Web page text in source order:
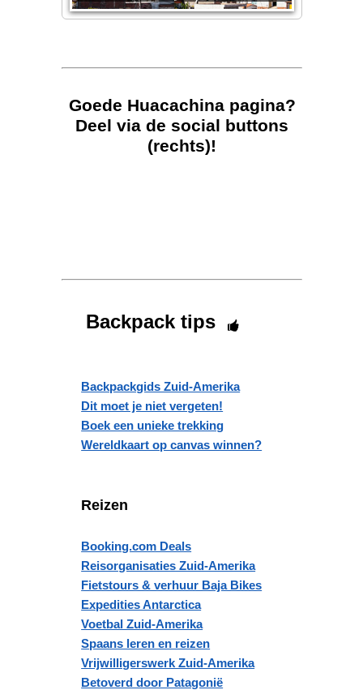
Goede Huacachina pagina?
Deel via de social buttons
(rechts)!
Backpack tips
Backpackgids Zuid-Amerika
Dit moet je niet vergeten!
Boek een unieke trekking
Wereldkaart op canvas winnen?
Reizen
Booking.com Deals
Reisorganisaties Zuid-Amerika
Fietstours & verhuur Baja Bikes
Expedities Antarctica
Voetbal Zuid-Amerika
Spaans leren en reizen
Vrijwilligerswerk Zuid-Amerika
Betoverd door Patagonië